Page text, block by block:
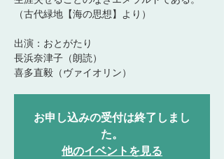
（古代緑地【海の思想】より）
出演：おとがたり
長浜奈津子（朗読）
お申し込みの受付は終了しまし
た。
他のイベントを見る